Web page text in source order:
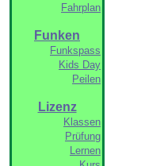
Fahrplan
Funken
Funkspass
Kids Day
Peilen
Lizenz
Klassen
Prüfung
Lernen